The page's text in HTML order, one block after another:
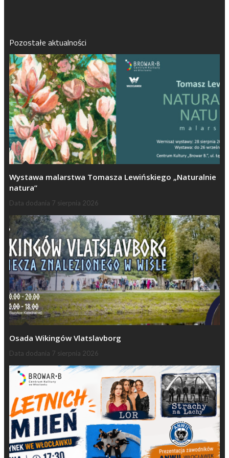
Pozostałe aktualności
Wystawa malarstwa Tomasza Lewińskiego „Naturalnie
natura”
Data dodania 7 sierpnia 2026
Osada Wikingów Vlatslavborg
Data dodania 7 sierpnia 2026